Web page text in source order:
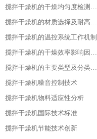
搅拌干燥机的干燥均匀度检测方法​
搅拌干燥机的材质选择及耐高温性能​
搅拌干燥机的温控系统工作机制
搅拌干燥机的干燥效率影响因素分析​
搅拌干燥机的主要类型及分类标准​
搅拌干燥机噪音控制技术
搅拌干燥机物料适应性分析
搅拌干燥机国际技术标准
搅拌干燥机节能技术创新